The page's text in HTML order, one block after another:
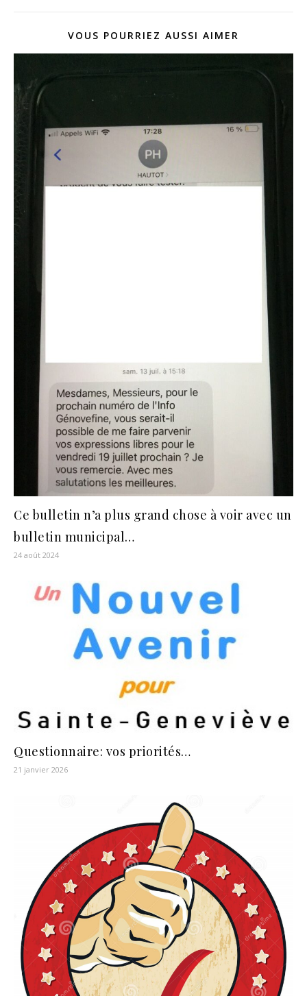
VOUS POURRIEZ AUSSI AIMER
Ce bulletin n’a plus grand chose à voir avec un
bulletin municipal…
24 août 2024
Questionnaire: vos priorités…
21 janvier 2026